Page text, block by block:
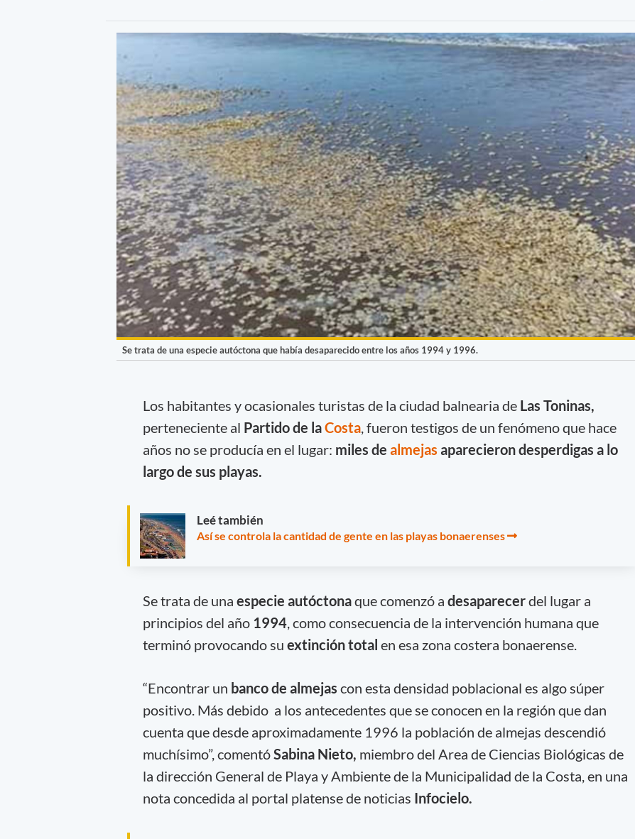
Se trata de una especie autóctona que había desaparecido entre los años 1994 y 1996.
Los habitantes y ocasionales turistas de la ciudad balnearia de Las Toninas,
perteneciente al Partido de laCosta, fueron testigos de un fenómeno que hace
años no se producía en el lugar: miles de almejas aparecieron desperdigas a lo
largo de sus playas.
Leé también
Así se controla la cantidad de gente en las playas bonaerenses
Se trata de una especie autóctonaque comenzó a desaparecerdel lugar a
principios del año 1994, como consecuencia de la intervención humana que
terminó provocando su extinción total en esa zona costera bonaerense.
“Encontrar un banco de almejas con esta densidad poblacional es algo súper
positivo. Más debido a los antecedentes que se conocen en la región que dan
cuenta que desde aproximadamente 1996 la población de almejas descendió
muchísimo”, comentóSabina Nieto, miembro del Area de Ciencias Biológicas de
la dirección General de Playa y Ambiente de la Municipalidad de la Costa, en una
nota concedida al portal platense de noticias Infocielo.